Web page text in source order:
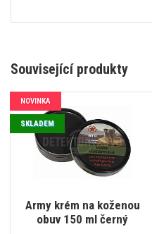
Související produkty
Army krém na koženou
obuv 150 ml černý
NOVINKA
SKLADEM